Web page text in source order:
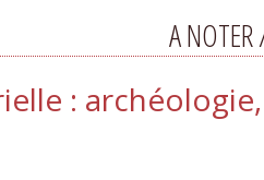
A NOTER
: